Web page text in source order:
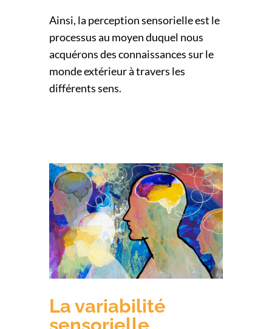
Ainsi, la perception sensorielle est le
processus au moyen duquel nous
acquérons des connaissances sur le
monde extérieur à travers les
différents sens.
La variabilité
sensorielle